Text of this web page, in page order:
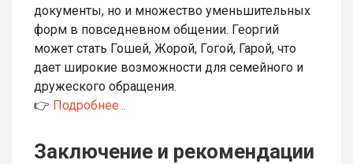
документы, но и множество уменьшительных
форм в повседневном общении. Георгий
может стать Гошей, Жорой, Гогой, Гарой, что
дает широкие возможности для семейного и
дружеского обращения.
👉 Подробнее...
Заключение и рекомендации